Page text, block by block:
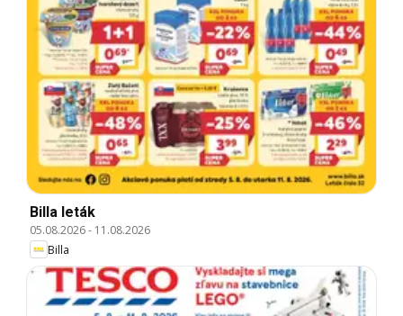
Billa leták
05.08.2026- 11.08.2026
Billa